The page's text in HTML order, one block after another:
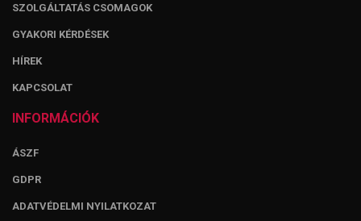
SZOLGÁLTATÁS CSOMAGOK
GYAKORI KÉRDÉSEK
HÍREK
KAPCSOLAT
INFORMÁCIÓK
ÁSZF
GDPR
ADATVÉDELMI NYILATKOZAT